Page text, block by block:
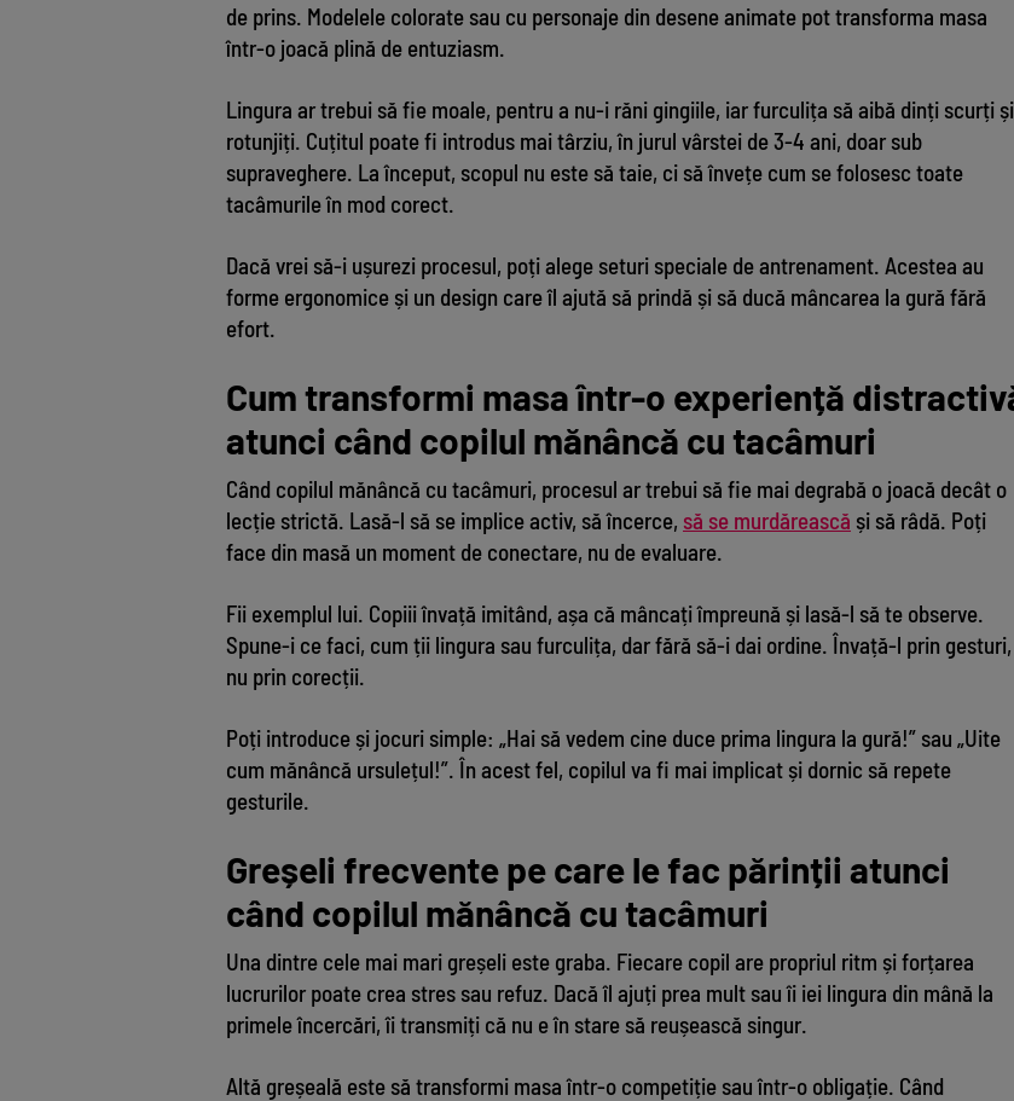
de prins. Modelele colorate sau cu personaje din desene animate pot transforma masa
într-o joacă plină de entuziasm.
Lingura ar trebui să fie moale, pentru a nu-i răni gingiile, iar furculița să aibă dinți scurți și
rotunjiți. Cuțitul poate fi introdus mai târziu, în jurul vârstei de 3-4 ani, doar sub
supraveghere. La început, scopul nu este să taie, ci să învețe cum se folosesc toate
tacâmurile în mod corect.
Dacă vrei să-i ușurezi procesul, poți alege seturi speciale de antrenament. Acestea au
forme ergonomice și un design care îl ajută să prindă și să ducă mâncarea la gură fără
efort.
Cum transformi masa într-o experiență
atunci când copilul mănâncă cu tacâmuri
Când copilul mănâncă cu tacâmuri, procesul ar trebui să fie mai degrabă o joacă decât o
lecție strictă. Lasă-l să se implice activ, să încerce, să se murdărească și să râdă. Poți
face din masă un moment de conectare, nu de evaluare.
Fii exemplul lui. Copiii învață imitând, așa că mâncați împreună și lasă-l să te observe.
Spune-i ce faci, cum ții lingura sau furculița, dar fără să-i dai ordine. Învață-l prin gesturi,
nu prin corecții.
Poți introduce și jocuri simple: „Hai să vedem cine duce prima lingura la gură!” sau „Uite
cum mănâncă ursulețul!”. În acest fel, copilul va fi mai implicat și dornic să repete
gesturile.
Greșeli frecvente pe care le fac părinții atunci
când copilul mănâncă cu tacâmuri
Una dintre cele mai mari greșeli este graba. Fiecare copil are propriul ritm și forțarea
lucrurilor poate crea stres sau refuz. Dacă îl ajuți prea mult sau îi iei lingura din mână la
primele încercări, îi transmiți că nu e în stare să reușească singur.
Altă greșeală este să transformi masa într-o competiție sau într-o obligație. Când